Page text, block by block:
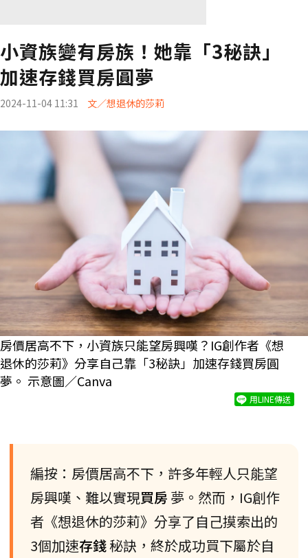
小資族變有房族！她靠「3秘訣」
加速存錢買房圓夢
2024-11-04 11:31 文／想退休的莎莉
房價居高不下，小資族只能望房興嘆？IG創作者《想
退休的莎莉》分享自己靠「3秘訣」加速存錢買房圓
夢。 示意圖／Canva
用LINE傳送
編按：房價居高不下，許多年輕人只能望
房興嘆、難以實現買房 夢。然而，IG創作
者《想退休的莎莉》分享了自己摸索出的
3個加速存錢秘訣，終於成功買下屬於自